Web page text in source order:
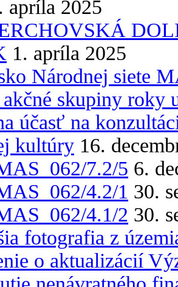
apríla 2025
1. apríla 2025
Národnej siete
akčné skupiny roky
účasť na
kultúry 16.
7.2/5 6.
4.2/1 30.
4.1/2 30.
fotografia z
o aktualizácií